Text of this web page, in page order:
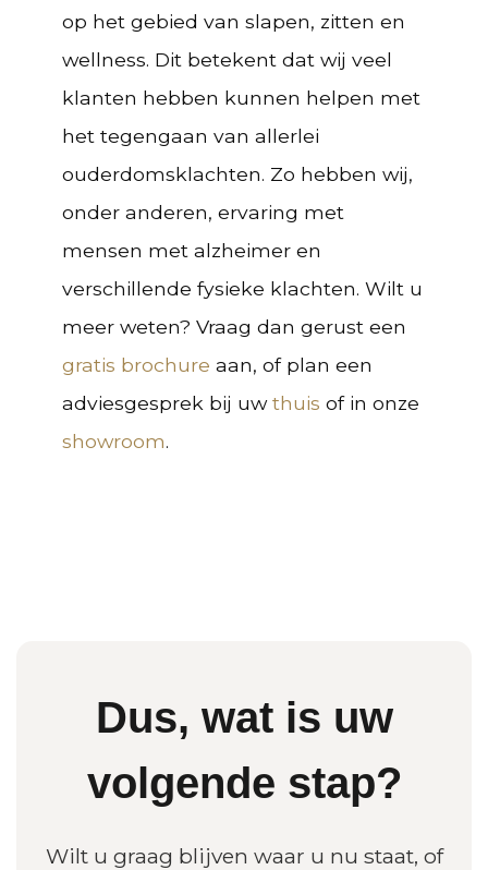
op het gebied van slapen, zitten en
wellness. Dit betekent dat wij veel
klanten hebben kunnen helpen met
het tegengaan van allerlei
ouderdomsklachten. Zo hebben wij,
onder anderen, ervaring met
mensen met alzheimer en
verschillende fysieke klachten. Wilt u
meer weten? Vraag dan gerust een
gratis brochure aan, of plan een
adviesgesprek bij uwthuis of in onze
showroom.
Dus, wat is uw
volgende stap?
Wilt u graag blijven waar u nu staat, of